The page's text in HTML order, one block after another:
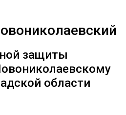
защиты
области